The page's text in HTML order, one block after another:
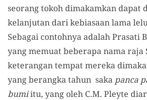
seorang tokoh dimakamkan dapat
kelanjutan dari kebiasaan lama
Sebagai contohnya adalah Prasati
yang memuat beberapa nama raja
keterangan tempat mereka
yang berangka tahun saka panca
bumiitu, yang oleh C.M. Pleyte